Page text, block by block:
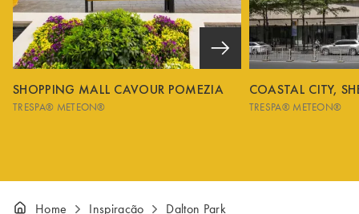
SHOPPING MALL CAVOUR POMEZIA
TRESPA® METEON®
COASTAL CITY,
TRESPA® METEON®
Home Inspiração Dalton Park